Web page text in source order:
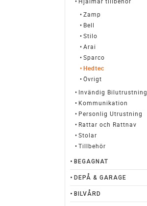
Zamp
Bell
Stilo
Arai
Sparco
Hedtec
Övrigt
Invändig Bilutrustning
Kommunikation
Personlig Utrustning
Rattar och Rattnav
Stolar
Tillbehör
BEGAGNAT
DEPÅ & GARAGE
BILVÅRD